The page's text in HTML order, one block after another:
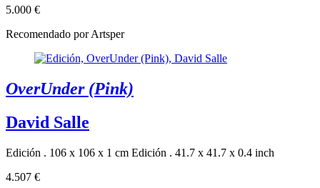
5.000 €
Recomendado por Artsper
OverUnder (Pink)
David Salle
Edición . 106 x 106 x 1 cm Edición . 41.7 x 41.7 x 0.4 inch
4.507 €